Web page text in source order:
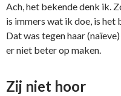
Ach, het bekende denk ik.
is immers wat ik doe, is het
Dat was tegen haar
er niet beter op maken.
Zij niet hoor